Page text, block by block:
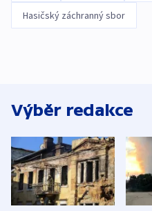
Hasičský záchranný sbor
Výběr redakce